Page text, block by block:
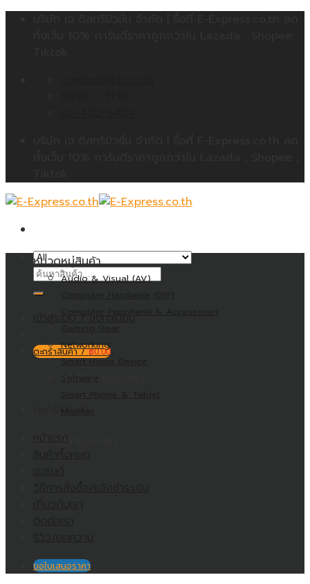
ค้นหา:
ตะกร้าสินค้า /฿0.00
ไม่มีสินค้าในตะกร้า
หมวดหมู่สินค้า
Audio & Visual (AV)
Networking
Smart Home Device
Software
ขอใบเสนอราคา